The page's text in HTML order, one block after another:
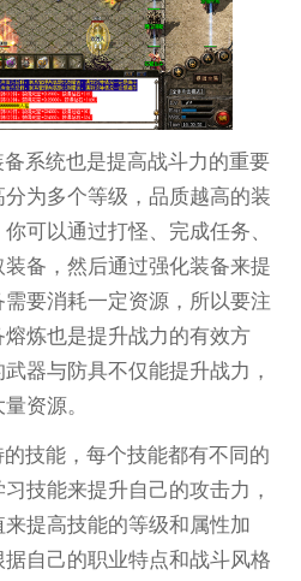
系统也是提高战斗力的重要
为多个等级，品质越高的装
可以通过打怪、完成任务、
备，然后通过强化装备来提
要消耗一定资源，所以要注
炼也是提升战力的有效方
器与防具不仅能提升战力，
资源。
技能，每个技能都有不同的
技能来提升自己的攻击力，
提高技能的等级和属性加
自己的职业特点和战斗风格